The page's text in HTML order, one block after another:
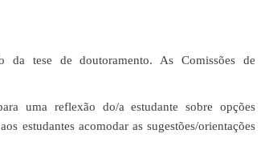
da tese de doutoramento. As Comissões de
uma reflexão do/a estudante sobre opções
estudantes acomodar as sugestões/orientações